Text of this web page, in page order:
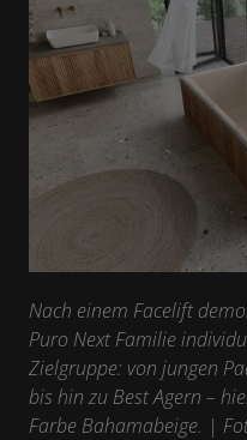
Nach einem Facelift
Puro Next Familie
Zielgruppe: von jungen
bis hin zu Best Agern –
Farbe Bahamabeige. |